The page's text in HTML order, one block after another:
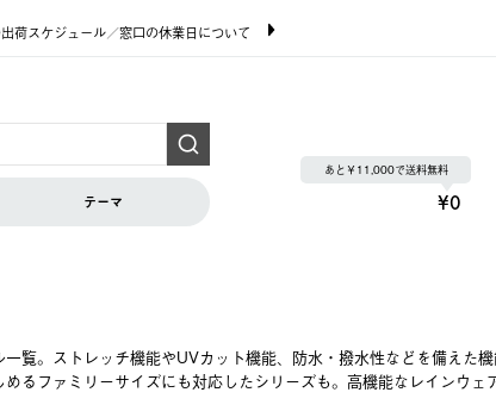
荷スケジュール／窓口の休業日について
テーマ
あと￥11,000で送料無料
¥0
覧。ストレッチ機能やUVカット機能、防水・撥水性などを備えた
るファミリーサイズにも対応したシリーズも。高機能なレインウ